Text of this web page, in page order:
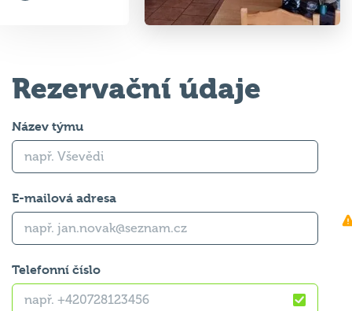
Rezervační údaje
Název týmu
E-mailová adresa
Telefonní číslo